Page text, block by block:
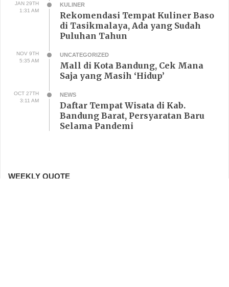
JAN 29TH
1:31 AM
KULINER
Rekomendasi Tempat Kuliner Baso
di Tasikmalaya, Ada yang Sudah
Puluhan Tahun
NOV 9TH
5:35 AM
UNCATEGORIZED
Mall di Kota Bandung, Cek Mana
Saja yang Masih ‘Hidup’
OCT 27TH
3:11 AM
NEWS
Daftar Tempat Wisata di Kab.
Bandung Barat, Persyaratan Baru
Selama Pandemi
WEEKLY QUOTE